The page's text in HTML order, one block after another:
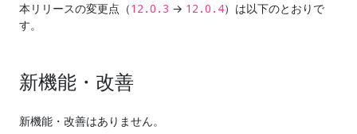
本リリースの変更点（12.0.3 → 12.0.4）は以下のとおりで
す。
新機能・改善
新機能・改善はありません。